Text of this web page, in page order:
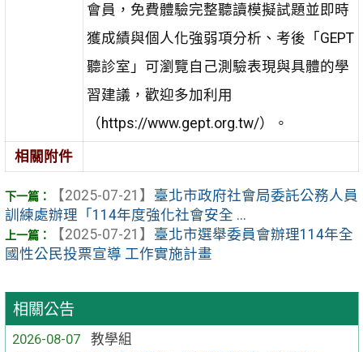
相關公告
2026-08-07
教學組
會員，免費體驗完整聽讀模擬試題並即時
獲成績與個人化強弱項分析、考後「GEPT
聽診室」可瀏覽自己測驗表現與具體的學
習建議，歡迎多加利用
（https://www.gept.org.tw/）。
相關附件
【2025-07-21】 臺北市政府社會局委託公務人員
訓練處辦理「114年度強化社會安全 ...
【2025-07-21】 臺北市選舉委員會辦理114年全
國性公民投票宣導 工作實施計畫